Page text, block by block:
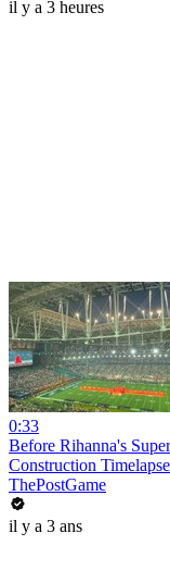
il y a 3 heures
0:33
Before Rihanna's
Construction Timelapse
ThePostGame
il y a 3 ans